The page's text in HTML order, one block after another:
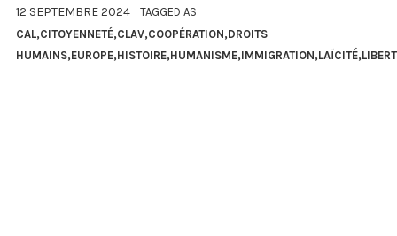
12 SEPTEMBRE 2024
TAGGED AS
CAL,CITOYENNETÉ,CLAV,COOPÉRATION,DROITS
HUMAINS,EUROPE,HISTOIRE,HUMANISME,IMMIGRATION,LAÏCITÉ,